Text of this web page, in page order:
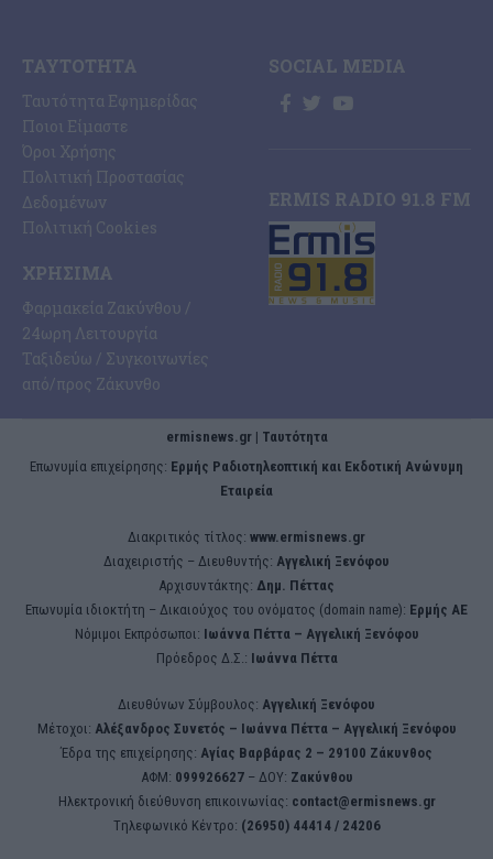
ΤΑΥΤΌΤΗΤΑ
Ταυτότητα Εφημερίδας
Ποιοι Είμαστε
Όροι Χρήσης
Πολιτική Προστασίας
Δεδομένων
Πολιτική Cookies
ΧΡΉΣΙΜΑ
Φαρμακεία Ζακύνθου /
24ωρη Λειτουργία
Ταξιδεύω / Συγκοινωνίες
από/προς Ζάκυνθο
SOCIAL MEDIA
ERMIS RADIO 91.8 FM
ermisnews.gr | Ταυτότητα
Eπωνυμία επιχείρησης: Ερμής Ραδιοτηλεοπτική και Εκδοτική Ανώνυμη
Εταιρεία
Διακριτικός τίτλος: www.ermisnews.gr
Διαχειριστής – Διευθυντής: Αγγελική Ξενόφου
Αρχισυντάκτης: Δημ. Πέττας
Επωνυμία ιδιοκτήτη – Δικαιούχος του ονόματος (domain name): Ερμής ΑΕ
Νόμιμοι Εκπρόσωποι: Iωάννα Πέττα – Αγγελική Ξενόφου
Πρόεδρος Δ.Σ.: Iωάννα Πέττα
Διευθύνων Σύμβουλος: Αγγελική Ξενόφου
Μέτοχοι: Αλέξανδρος Συνετός – Iωάννα Πέττα – Αγγελική Ξενόφου
Έδρα της επιχείρησης: Aγίας Βαρβάρας 2 – 29100 Ζάκυνθος
ΑΦΜ: 099926627– ΔΟΥ: Ζακύνθου
Ηλεκτρονική διεύθυνση επικοινωνίας: contact@ermisnews.gr
Tηλεφωνικό Κέντρο: (26950) 44414 / 24206